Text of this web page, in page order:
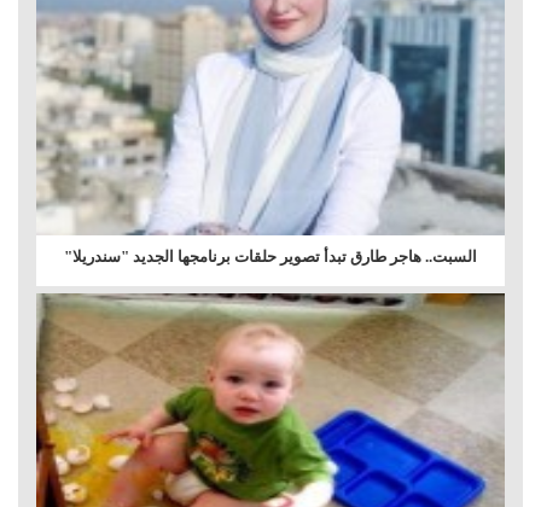
السبت.. هاجر طارق تبدأ تصوير حلقات برنامجها الجديد "سندريلا"